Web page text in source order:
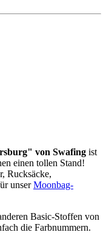
von Swafing ist
einen tollen Stand!
Rucksäcke,
unserMoonbag-
Basic-Stoffen von
die Farbnummern.